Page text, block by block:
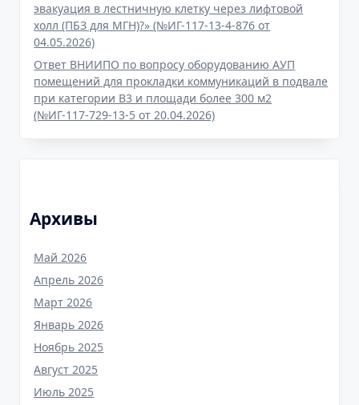
эвакуация в лестничную клетку через лифтовой
холл (ПБЗ для МГН)?» (№ИГ-117-13-4-876 от
04.05.2026)
Ответ ВНИИПО по вопросу оборудованию АУП
помещений для прокладки коммуникаций в подвале
при категории В3 и площади более 300 м2
(№ИГ-117-729-13-5 от 20.04.2026)
Архивы
Май 2026
Апрель 2026
Март 2026
Январь 2026
Ноябрь 2025
Август 2025
Июль 2025